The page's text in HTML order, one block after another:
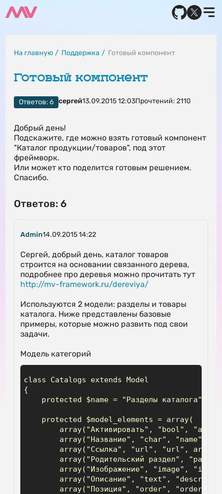
На главную Поддержка Готовый компонент
Готовый компонент
Ответов: 6 сергей13.09.2015 12:03Прочтений: 2110
Добрый день!
Подскажите, где можно взять готовый компонент
"Каталог продукции/товаров", под этот
фреймворк.
Или может кто поделится готовым решением.
Спасибо.
Ответов: 6
Admin14.09.2015 14:22
Сергей, добрый день, каталог товаров
строится на основании связанного дерева,
подробнее про деревья можно прочитать тут
http://mv-framework.ru/dereviya/
Используются 2 модели: разделы и товары
каталога. Ниже представлены базовые
примеры, которые можно развить под свои
задачи.
Модель категорий
class Catalogs extends Model
{
    protected $name = "Разделы каталога";
    protected $model_elements = array(
array("Активировать", "bool",
array("Название", "char", "name",
array("Ссылка", "url", "url",
array("Родительский раздел",
array("Изображение", "image",
array("Описание", "text",
        array("Позиция", "order", "order")